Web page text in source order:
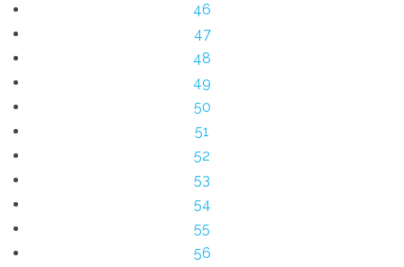
46
47
48
49
50
51
52
53
54
55
56